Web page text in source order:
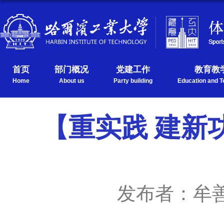
首页
Home
部门概况
About us
党建工作
Party building
教育教
Education and
【重实践 建
发布者：牟